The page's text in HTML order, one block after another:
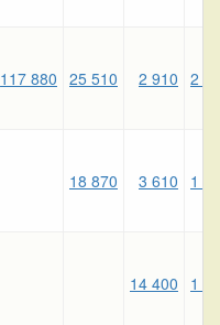
117 880 25 510 2 910 2
18 870 3 610 1
14 400 1